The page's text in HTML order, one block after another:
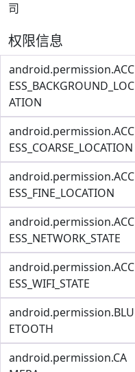
司
权限信息
android.permission.ACC
ESS_BACKGROUND_LOC
ATION
android.permission.ACC
ESS_COARSE_LOCATION
android.permission.ACC
ESS_FINE_LOCATION
android.permission.ACC
ESS_NETWORK_STATE
android.permission.ACC
ESS_WIFI_STATE
android.permission.BLU
ETOOTH
android.permission.CA